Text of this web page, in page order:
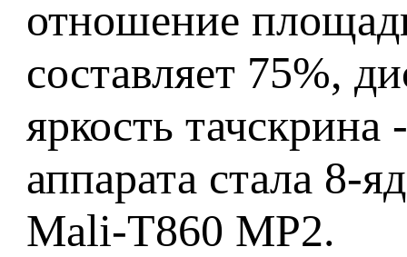
отношение
составляет 75%,
яркость
аппарата стала 8-
Mali-T860 MP2.